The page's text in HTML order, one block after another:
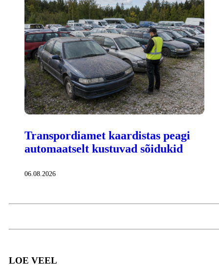
Transpordiamet kaardistas peagi
automaatselt kustuvad sõidukid
06.08.2026
LOE VEEL